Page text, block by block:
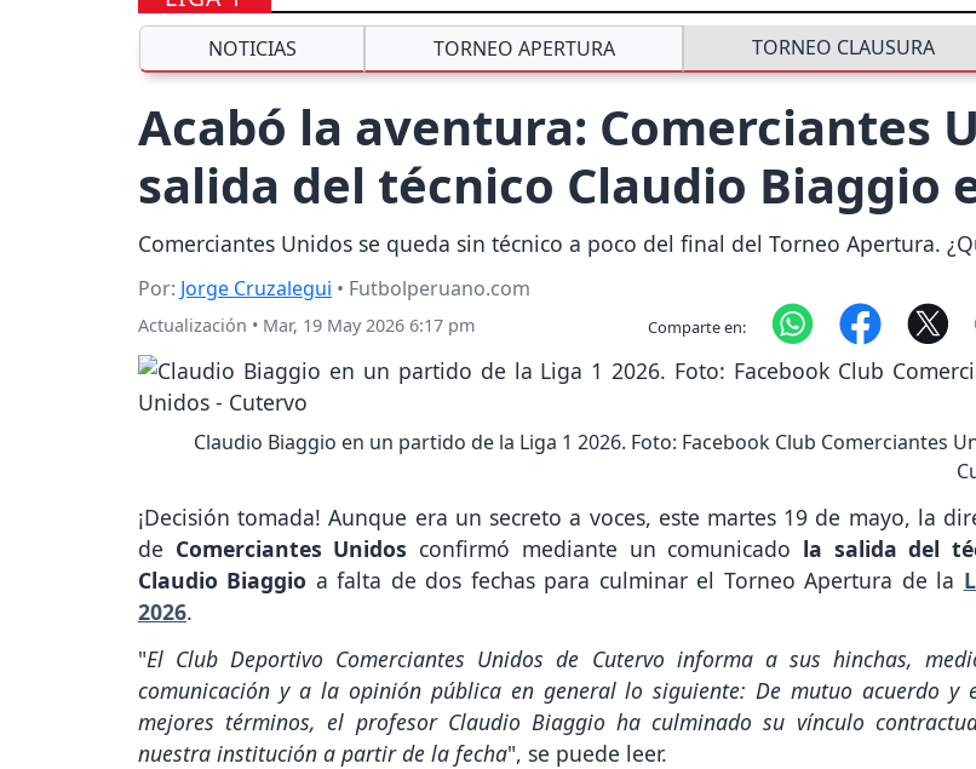
NOTICIAS TORNEO APERTURA TORNEO CLAUSURA
Acabó la aventura: Comerciantes
salida del técnico Claudio Biaggio
Comerciantes Unidos se queda sin técnico a poco del final del Torneo Apertura.
Por: Jorge Cruzalegui • Futbolperuano.com
Actualización • Mar, 19 May 2026 6:17 pm Comparte en:
Claudio Biaggio en un partido de la Liga 1 2026. Foto: Facebook Club Comerciantes
¡Decisión tomada! Aunque era un secreto a voces, este martes 19 de mayo, la
de Comerciantes Unidos confirmó mediante un comunicado la salida del
Claudio Biaggio a falta de dos fechas para culminar el Torneo Apertura de la
2026.
"El Club Deportivo Comerciantes Unidos de Cutervo informa a sus hinchas,
comunicación y a la opinión pública en general lo siguiente: De mutuo acuerdo y
mejores términos, el profesor Claudio Biaggio ha culminado su vínculo
nuestra institución a partir de la fecha", se puede leer.